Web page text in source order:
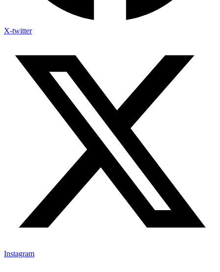
X-twitter
Instagram